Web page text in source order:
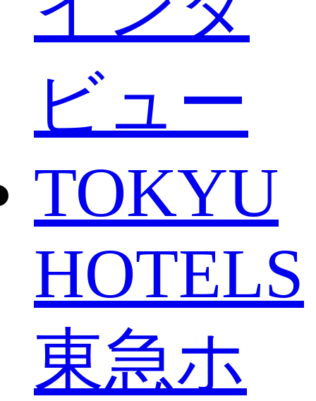
ビュー
TOKYU
HOTELS
東急ホ